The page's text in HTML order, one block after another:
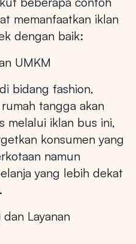
memanfaatkan iklan
dengan baik:
UMKM
bidang fashion,
tangga akan
melalui iklan bus ini,
konsumen yang
namun
yang lebih dekat
Layanan